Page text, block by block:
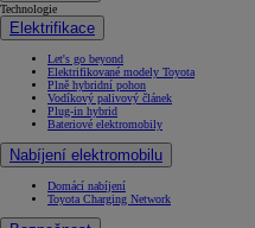
Technologie
Elektrifikace
Let's go beyond
Elektrifikované modely Toyota
Plně hybridní pohon
Vodíkový palivový článek
Plug-in hybrid
Bateriové elektromobily
Nabíjení elektromobilu
Domácí nabíjení
Toyota Charging Network